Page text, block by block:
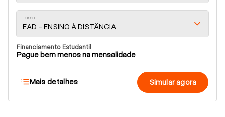
Turno
EAD - ENSINO À DISTÂNCIA
Financiamento Estudantil
Pague bem menos na mensalidade
Mais detalhes Simular agora